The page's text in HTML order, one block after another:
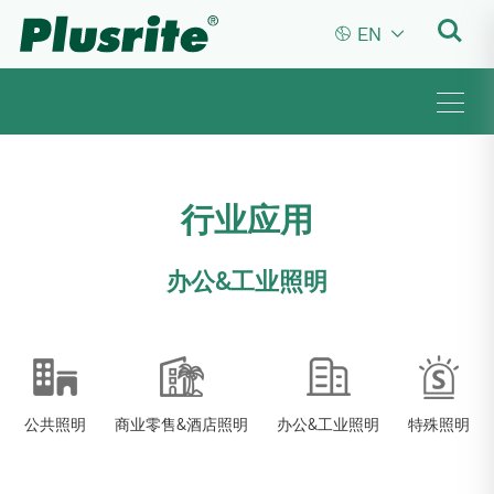
 EN 
行业应用
办公&工业照明
公共照明 商业零售&酒店照明 办公&工业照明 特殊照明